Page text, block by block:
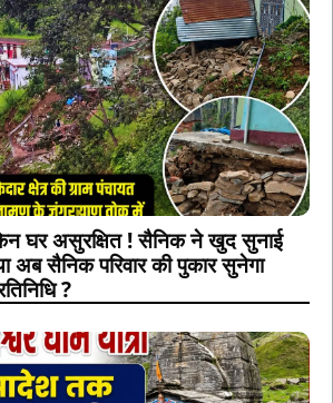
घर असुरक्षित ! सैनिक ने खुद सुनाई
अब सैनिक परिवार की पुकार सुनेगा
?